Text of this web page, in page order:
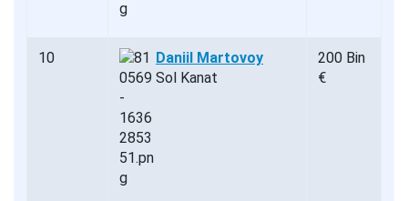
10
Daniil Martovoy
Sol Kanat
200 Bin
€